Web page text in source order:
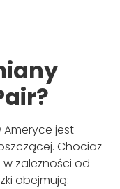
Ameryce jest
Chociaż
zależności od
obejmują: